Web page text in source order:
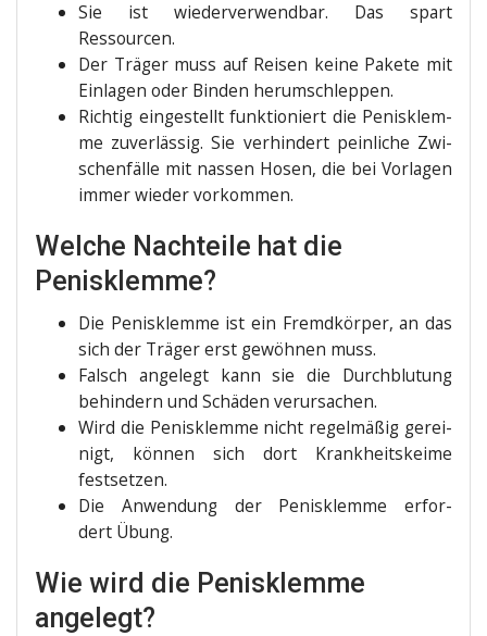
Sie ist wie­der­ver­wend­bar. Das spart
Ressourcen.
Der Trä­ger muss auf Rei­sen kei­ne Pake­te mit
Ein­la­gen oder Bin­den herumschleppen.
Rich­tig ein­ge­stellt funk­tio­niert die Penis­klem­
me zuver­läs­sig. Sie ver­hin­dert pein­li­che Zwi­
schen­fäl­le mit nas­sen Hosen, die bei Vor­la­gen
immer wie­der vorkommen.
Welche Nachteile hat die
Penisklemme?
Die Penis­klem­me ist ein Fremd­kör­per, an das
sich der Trä­ger erst gewöh­nen muss.
Falsch ange­legt kann sie die Durch­blu­tung
behin­dern und Schä­den verursachen.
Wird die Penis­klem­me nicht regel­mä­ßig gerei­
nigt, kön­nen sich dort Krank­heits­kei­me
festsetzen.
Die Anwen­dung der Penis­klem­me erfor­
dert Übung.
Wie wird die Penisklemme
angelegt?